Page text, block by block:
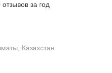
за год
Казахстан